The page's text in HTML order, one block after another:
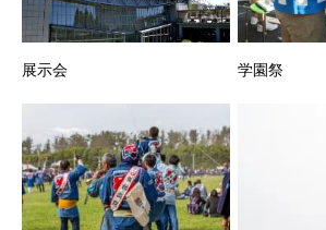
展示会 学園祭